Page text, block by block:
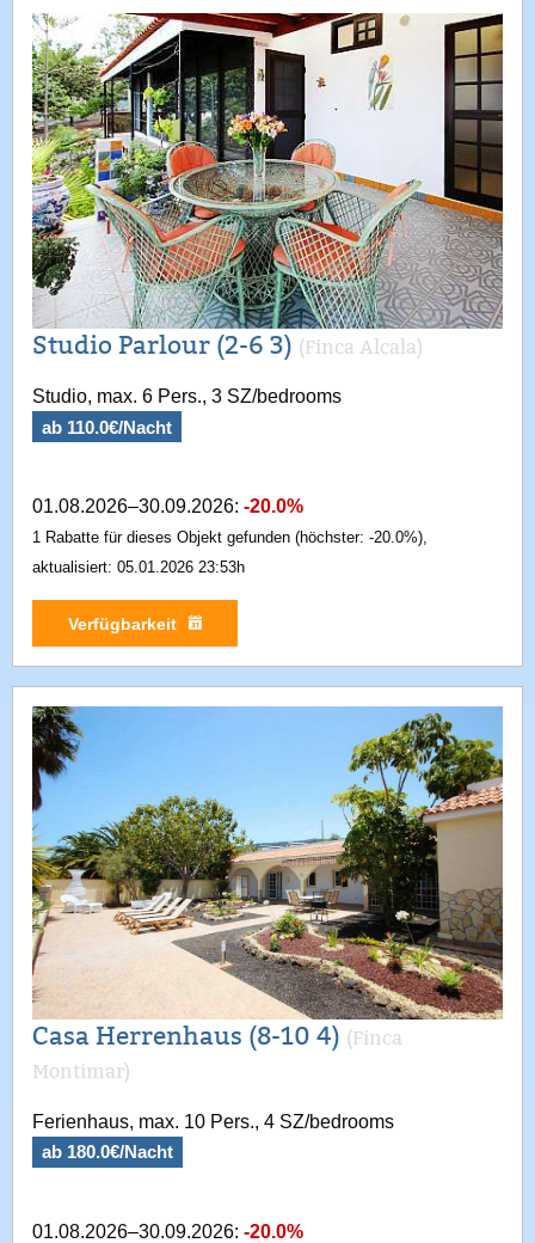
Studio Parlour (2-6 3) (Finca Alcala)
Studio, max. 6 Pers., 3 SZ/bedrooms
ab 110.0€/Nacht
01.08.2026–30.09.2026: -20.0%
1 Rabatte für dieses Objekt gefunden (höchster: -20.0%),
aktualisiert: 05.01.2026 23:53h
Verfügbarkeit
Casa Herrenhaus (8-10 4) (Finca
Montimar)
Ferienhaus, max. 10 Pers., 4 SZ/bedrooms
ab 180.0€/Nacht
01.08.2026–30.09.2026: -20.0%